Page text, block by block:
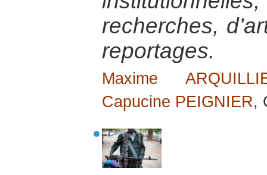
recherches,
reportages.
Maxime
Capucine PEIGNIER,